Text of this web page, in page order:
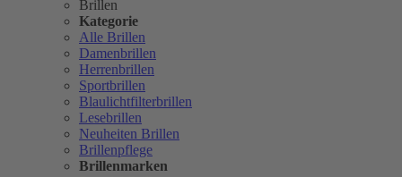
Brillen
Kategorie
Alle Brillen
Damenbrillen
Herrenbrillen
Sportbrillen
Blaulichtfilterbrillen
Lesebrillen
Neuheiten Brillen
Brillenpflege
Brillenmarken